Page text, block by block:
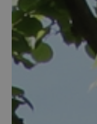
Nieuwbouw
kozijnen nodig)
Welk type
kozijnen?
Inclusief